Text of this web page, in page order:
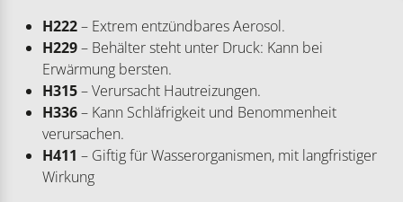
H222– Extrem entzündbares Aerosol.
H229– Behälter steht unter Druck: Kann bei
Erwärmung bersten.
H315– Verursacht Hautreizungen.
H336– Kann Schläfrigkeit und Benommenheit
verursachen.
H411 – Giftig für Wasserorganismen, mit langfristiger
Wirkung